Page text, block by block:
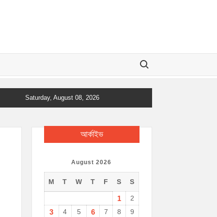
Search for:
Saturday, August 08, 2026
আর্কাইভ
August 2026
M T W T F S S
1 2
3 4 5 6 7 8
9